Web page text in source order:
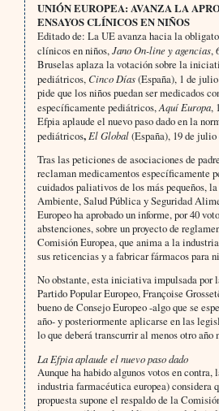
UNIÓN EUROPEA: AVANZA LA
ENSAYOS CLÍNICOS EN NIÑOS
Editado de: La UE avanza hacia la
clínicos en niños,Jano On-line y agencias,
Bruselas aplaza la votación sobre la
pediátricos,Cinco Días(España), 1 de
pide que los niños puedan ser medicados
específicamente pediátri­cos,Aquí Europa,
Efpia aplaude el nuevo paso dado en la
pediátri­cos, El Global(España), 19 de julio
Tras las peticiones de asociaciones de
reclaman medicamentos específicamente
cuidados paliativos de los más pequeños,
Ambiente, Salud Pública y Seguridad
Europeo ha aprobado un informe, por 40
abstenciones, sobre un proyecto de
Comisión Europea, que anima a la
sus reticencias y a fabricar fármacos para
No obstante, esta iniciativa impulsada por
Partido Popular Europeo, Françoise
bueno de Consejo Europeo -algo que se
año- y posteriormente aplicarse en las
lo que deberá transcurrir al menos otro año
La Efpia aplaude el nuevo paso dado
Aunque ha habido algunos votos en
industria farmacéutica europea) considera
propuesta supone el respaldo de la